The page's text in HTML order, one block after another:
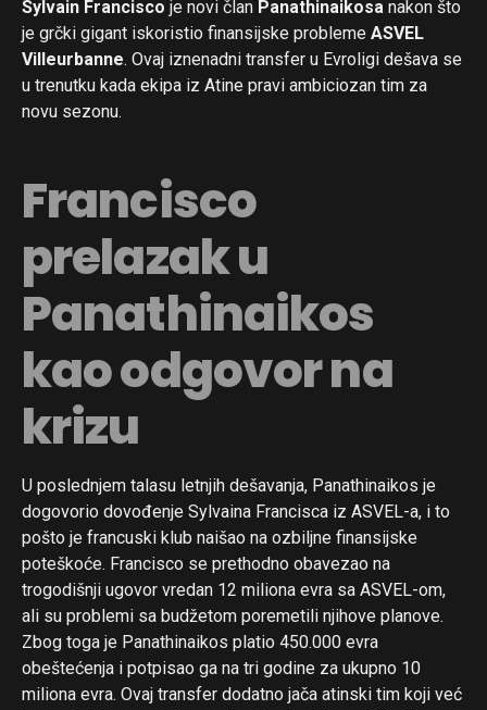
Sylvain Francisco je novi član Panathinaikosa nakon što
je grčki gigant iskoristio finansijske probleme ASVEL
Villeurbanne. Ovaj iznenadni transfer u Evroligi dešava se
u trenutku kada ekipa iz Atine pravi ambiciozan tim za
novu sezonu.
Francisco
prelazak u
Panathinaikos
kao odgovor na
krizu
U poslednjem talasu letnjih dešavanja, Panathinaikos je
dogovorio dovođenje Sylvaina Francisca iz ASVEL-a, i to
pošto je francuski klub naišao na ozbiljne finansijske
poteškoće. Francisco se prethodno obavezao na
trogodišnji ugovor vredan 12 miliona evra sa ASVEL-om,
ali su problemi sa budžetom poremetili njihove planove.
Zbog toga je Panathinaikos platio 450.000 evra
obeštećenja i potpisao ga na tri godine za ukupno 10
miliona evra. Ovaj transfer dodatno jača atinski tim koji već